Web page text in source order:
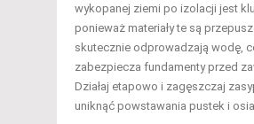
wykopanej ziemi po izolacji jest
ponieważ materiały te są
skutecznie odprowadzają wodę,
zabezpiecza fundamenty przed
Działaj etapowo i zagęszczaj
uniknąć powstawania pustek i